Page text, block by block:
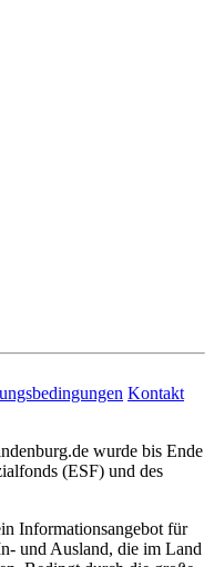
Kontakt
wurde bis Ende
(ESF) und des
Informationsangebot für
und Ausland, die im Land